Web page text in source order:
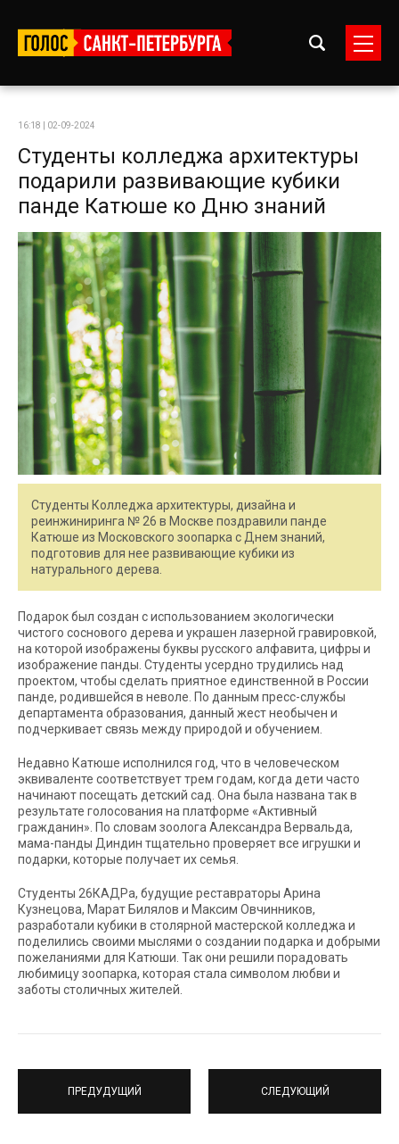
16:18 | 02-09-2024
Студенты колледжа архитектуры
подарили развивающие кубики
панде Катюше ко Дню знаний
Студенты Колледжа архитектуры, дизайна и
реинжиниринга № 26 в Москве поздравили панде
Катюше из Московского зоопарка с Днем знаний,
подготовив для нее развивающие кубики из
натурального дерева.
Подарок был создан с использованием экологически
чистого соснового дерева и украшен лазерной гравировкой,
на которой изображены буквы русского алфавита, цифры и
изображение панды. Студенты усердно трудились над
проектом, чтобы сделать приятное единственной в России
панде, родившейся в неволе. По данным пресс-службы
департамента образования, данный жест необычен и
подчеркивает связь между природой и обучением.
Недавно Катюше исполнился год, что в человеческом
эквиваленте соответствует трем годам, когда дети часто
начинают посещать детский сад. Она была названа так в
результате голосования на платформе «Активный
гражданин». По словам зоолога Александра Вервальда,
мама-панды Диндин тщательно проверяет все игрушки и
подарки, которые получает их семья.
Студенты 26КАДРа, будущие реставраторы Арина
Кузнецова, Марат Билялов и Максим Овчинников,
разработали кубики в столярной мастерской колледжа и
поделились своими мыслями о создании подарка и добрыми
пожеланиями для Катюши. Так они решили порадовать
любимицу зоопарка, которая стала символом любви и
заботы столичных жителей.
ПРЕДУДУЩИЙ СЛЕДУЮЩИЙ